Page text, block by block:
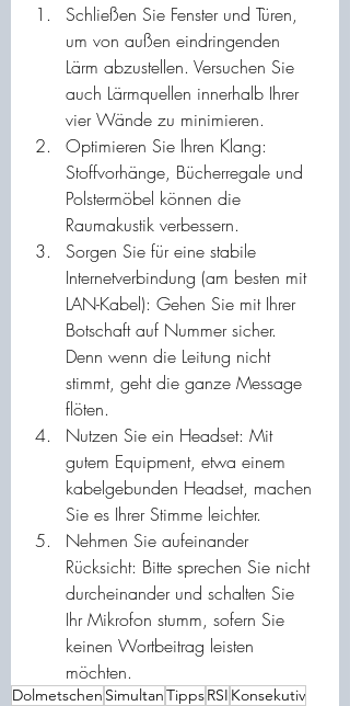
Schließen Sie Fenster und Türen,
um von außen eindringenden
Lärm abzustellen. Versuchen Sie
auch Lärmquellen innerhalb Ihrer
vier Wände zu minimieren.
Optimieren Sie Ihren Klang:
Stoffvorhänge, Bücherregale und
Polstermöbel können die
Raumakustik verbessern.
Sorgen Sie für eine stabile
Internetverbindung (am besten mit
LAN-Kabel): Gehen Sie mit Ihrer
Botschaft auf Nummer sicher.
Denn wenn die Leitung nicht
stimmt, geht die ganze Message
flöten.
Nutzen Sie ein Headset: Mit
gutem Equipment, etwa einem
kabelgebunden Headset, machen
Sie es Ihrer Stimme leichter.
Nehmen Sie aufeinander
Rücksicht: Bitte sprechen Sie nicht
durcheinander und schalten Sie
Ihr Mikrofon stumm, sofern Sie
keinen Wortbeitrag leisten
möchten.
Dolmetschen SimultanTippsRSI Konsekutiv